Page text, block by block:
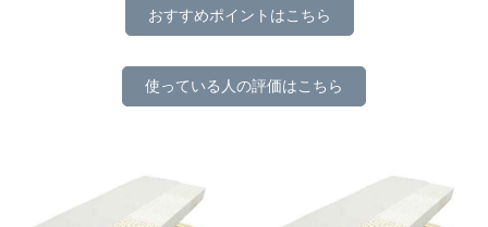
おすすめポイントはこちら
使っている人の評価はこちら